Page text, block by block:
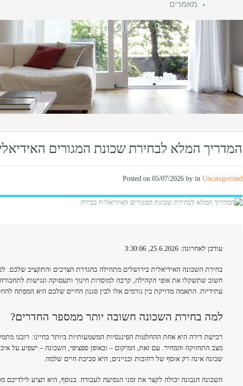
מאמרים
המדריך המלא לבחירת שכונת המגורים
Posted on 05/07/2026 by in Uncategorized
עודכן לאחרונה: 25.6.2026, 3:30:06
בחירת השכונה האידיאלית בירושלים מתחילה בהגדרת הצרכים והתקציב שלכם.
חשוב שתשקלו את אופי הקהילה, קרבה למוסדות חינוך ותעסוקה ונגישות
עתידיות. התאמה מדויקת בין גורמים אלו לבין סגנון החיים שלכם היא המפתח
למה בחירת השכונה חשובה יותר ממספר החדרים?
רכישת דירה היא אחת ההחלטות הפיננסיות המשמעותיות ביותר בחיינו. רובנו
מצב התחזוקה והמחיר. עם זאת, המיקום – ובאופן ספציפי, השכונה – ישפיע על
שכונה אינה רק אוסף של רחובות ובניינים; היא סביבת חיים שלמה.
השכונה הנכונה יכולה לקצר את זמני הנסיעה לעבודה. בנוסף, היא תציע לילדיכם